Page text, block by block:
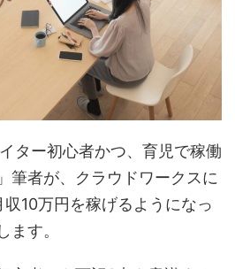
ター初心者かつ、育児で稼働
筆者が、クラウドワークスに
10万円を稼げるようになっ
ます。